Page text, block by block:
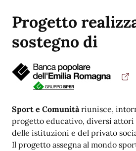
Progetto
sostegno di
Sport e Comunitàriunisce,
progetto educativo, diversi attori
delle istituzioni e del privato
Il progetto assegna al mondo